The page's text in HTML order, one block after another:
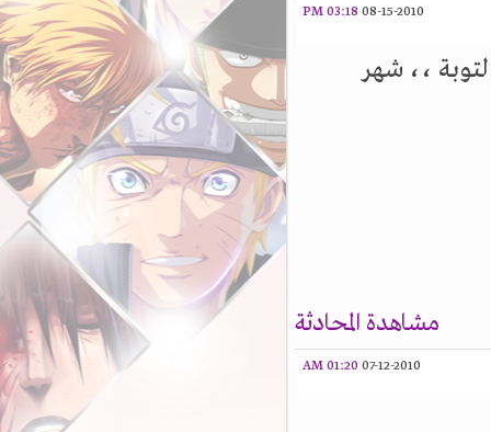
08-15-2010
03:18 PM
،، شهر
مشاهدة المحادثة
07-12-2010
01:20 AM